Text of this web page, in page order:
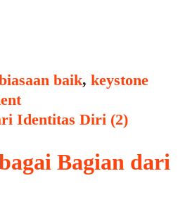
baik, keystone
Bagian dari